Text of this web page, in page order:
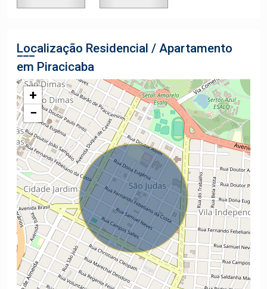
Localização Residencial / Apartamento
em Piracicaba
+
−